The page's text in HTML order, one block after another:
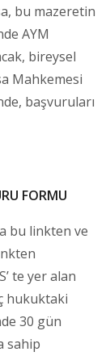
bu mazeretin
AYM
bireysel
Mahkemesi
başvuruları
FORMU
bu linkten ve
te yer alan
hukuktaki
30 gün
sahip